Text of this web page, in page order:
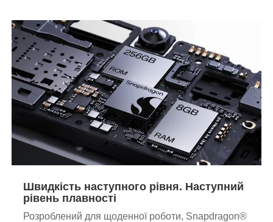
Швидкість наступного рівня. Наступний
рівень плавності
Розроблений для щоденної роботи, Snapdragon®